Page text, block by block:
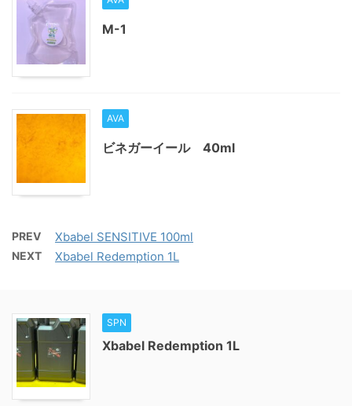
M-1
AVA
ビネガーイール 40ml
PREV Xbabel SENSITIVE 100ml
NEXT Xbabel Redemption 1L
SPN
Xbabel Redemption 1L